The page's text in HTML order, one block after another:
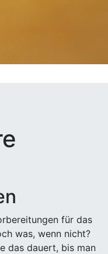
für das
was, wenn nicht?
das dauert, bis man